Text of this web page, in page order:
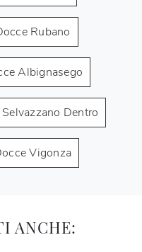
Rubano
Albignasego
Dentro
Vigonza
ANCHE: